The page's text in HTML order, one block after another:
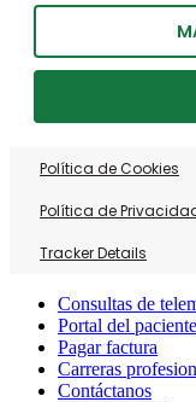
Política de Cookies
Política de
Tracker Details
Consultas de
Portal del paciente
Pagar factura
Carreras
Contáctanos